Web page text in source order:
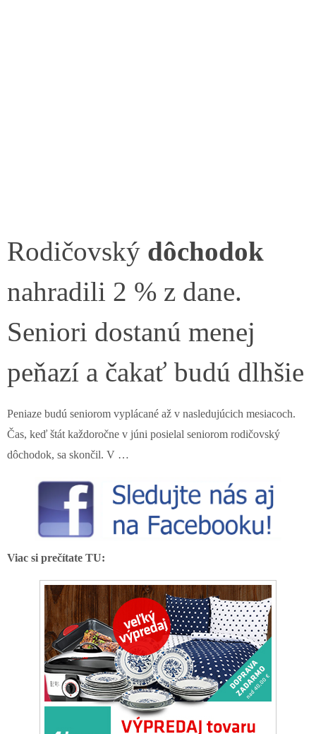
Rodičovský dôchodok
nahradili 2 % z dane.
Seniori dostanú menej
peňazí a čakať budú dlhšie
Peniaze budú seniorom vyplácané až v nasledujúcich mesiacoch.
Čas, keď štát každoročne v júni posielal seniorom rodičovský
dôchodok, sa skončil. V …
Viac si prečítate TU: